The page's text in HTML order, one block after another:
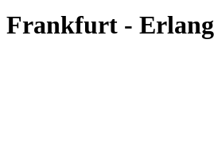
Frankfurt -